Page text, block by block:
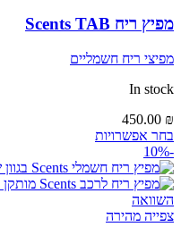
מפיץ ריח Scents TAB
מפיצי ריח חשמליים
In stock
450.00 ₪
בחר אפשרויות
-10%
השוואה
צפייה מהירה